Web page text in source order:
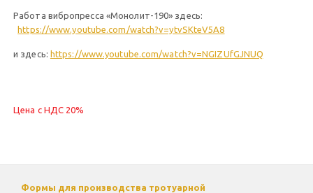
Работа вибропресса «Монолит-190» здесь:
https://www.youtube.com/watch?v=ytvSKteV5A8
и здесь: https://www.youtube.com/watch?v=NGIZUfGJNUQ
Цена с НДС 20%
Формы для производства тротуарной